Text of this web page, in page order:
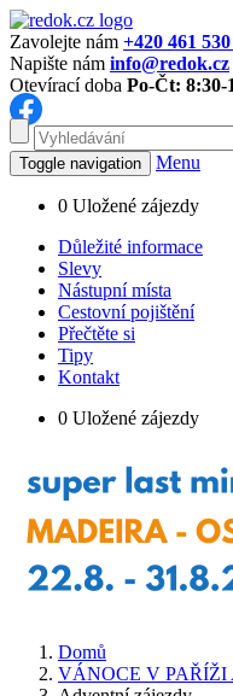
Zavolejte nám +420 461
Napište nám info@redok.cz
Otevírací doba Po-Čt: 8:30-
Toggle navigation Menu
0 Uložené zájezdy
Důležité informace
Slevy
Nástupní místa
Cestovní pojištění
Přečtěte si
Tipy
Kontakt
0 Uložené zájezdy
Domů
VÁNOCE V